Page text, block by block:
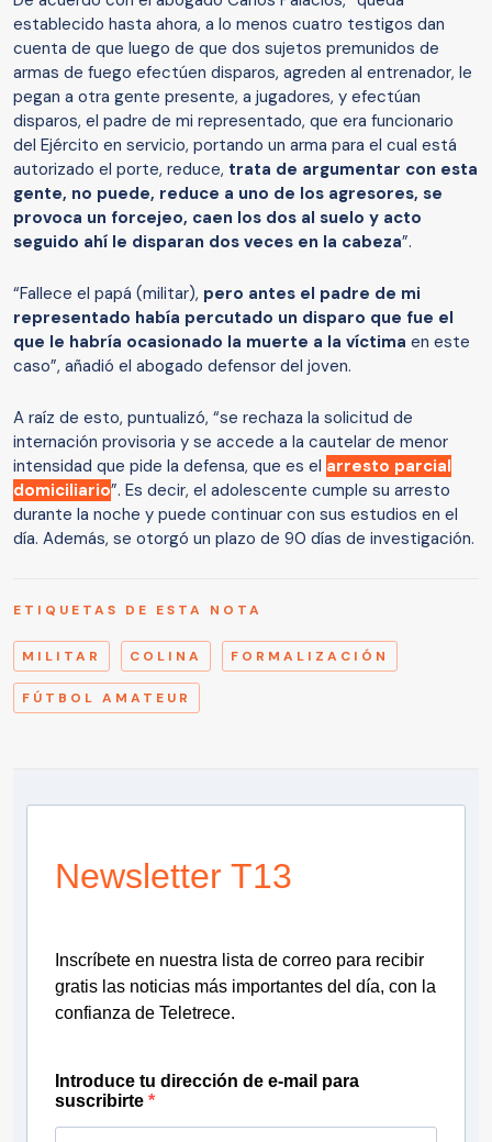
establecido hasta ahora, a lo menos cuatro testigos dan
cuenta de que luego de que dos sujetos premunidos de
armas de fuego efectúen disparos, agreden al entrenador, le
pegan a otra gente presente, a jugadores, y efectúan
disparos, el padre de mi representado, que era funcionario
del Ejército en servicio, portando un arma para el cual está
autorizado el porte, reduce, trata de argumentar con esta
gente, no puede, reduce a uno de los agresores, se
provoca un forcejeo, caen los dos al suelo y acto
seguido ahí le disparan dos veces en la cabeza”.
“Fallece el papá (militar), pero antes el padre de mi
representado había percutado un disparo que fue el
que le habría ocasionado la muerte a la víctima en este
caso”, añadió el abogado defensor del joven.
A raíz de esto, puntualizó, “se rechaza la solicitud de
internación provisoria y se accede a la cautelar de menor
intensidad que pide la defensa, que es el arresto parcial
domiciliario”. Es decir, el adolescente cumple su arresto
durante la noche y puede continuar con sus estudios en el
día. Además, se otorgó un plazo de 90 días de investigación.
ETIQUETAS DE ESTA NOTA
MILITAR COLINA FORMALIZACIÓN
FÚTBOL AMATEUR
Newsletter T13
Inscríbete en nuestra lista de correo para recibir
gratis las noticias más importantes del día, con la
confianza de Teletrece.
Introduce tu dirección de e-mail para
suscribirte